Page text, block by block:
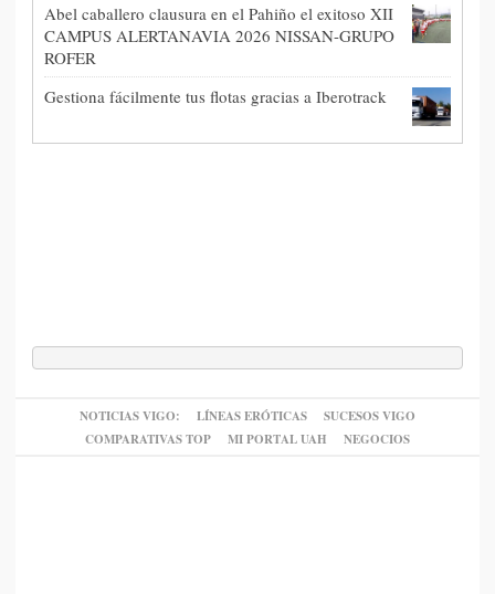
Abel caballero clausura en el Pahiño el exitoso XII
CAMPUS ALERTANAVIA 2026 NISSAN-GRUPO
ROFER
Gestiona fácilmente tus flotas gracias a Iberotrack
NOTICIAS VIGO: LÍNEAS ERÓTICAS
SUCESOS VIGO
COMPARATIVAS TOP
MI PORTAL UAH NEGOCIOS